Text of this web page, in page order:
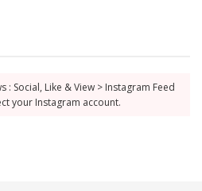
: Social, Like & View > Instagram Feed
your Instagram account.